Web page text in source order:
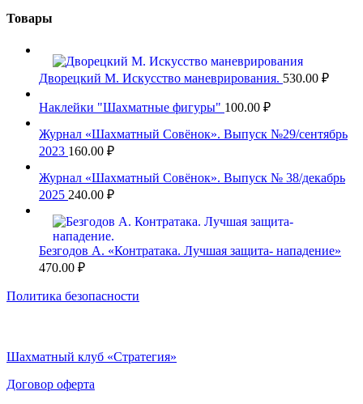
Товары
Дворецкий М. Искусство маневрирования. 530.00 ₽
Наклейки "Шахматные фигуры" 100.00 ₽
Журнал «Шахматный Совёнок». Выпуск №29/сентябрь
2023 160.00 ₽
Журнал «Шахматный Совёнок». Выпуск № 38/декабрь
2025 240.00 ₽
Безгодов А. «Контратака. Лучшая защита- нападение»
470.00 ₽
Политика безопасности
Шахматный клуб «Стратегия»
Договор оферта